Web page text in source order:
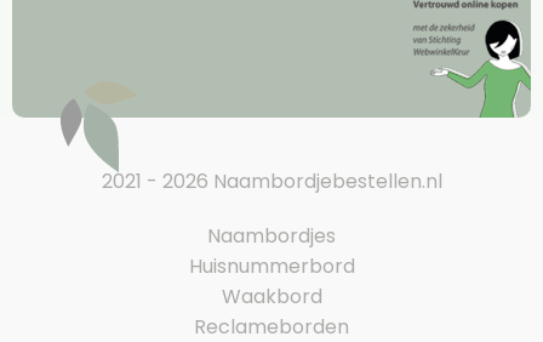
2021 - 2026 Naambordjebestellen.nl
Naambordjes
Huisnummerbord
Waakbord
Reclameborden